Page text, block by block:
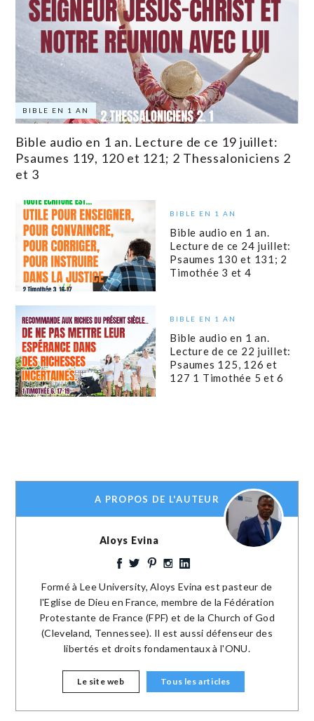
BIBLE EN 1 AN
Bible audio en 1 an. Lecture de ce 19 juillet:
Psaumes 119, 120 et 121; 2 Thessaloniciens 2
et 3
BIBLE EN 1 AN
Bible audio en 1 an.
Lecture de ce 24 juillet:
Psaumes 130 et 131; 2
Timothée 3 et 4
BIBLE EN 1 AN
Bible audio en 1 an.
Lecture de ce 22 juillet:
Psaumes 125, 126 et
127 1 Timothée 5 et 6
A PROPOS DE L'AUTEUR
Aloys Evina
Formé à Lee University, Aloys Evina est pasteur de
l'Eglise de Dieu en France, membre de la Fédération
Protestante de France (FPF) et de la Church of God
(Cleveland, Tennessee). Il est aussi défenseur des
libertés et droits fondamentaux à l'ONU.
Le site web Tous les articles